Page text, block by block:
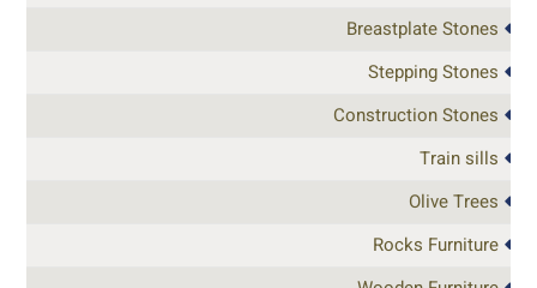
Breastplate Stones
Stepping Stones
Construction Stones
Train sills
Olive Trees
Rocks Furniture